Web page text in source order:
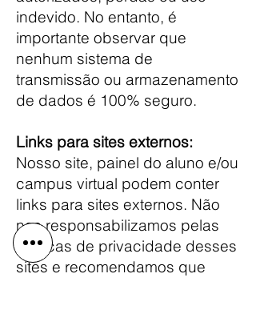
indevido. No entanto, é
importante observar que
nenhum sistema de
transmissão ou armazenamento
de dados é 100% seguro.
Links para sites externos:
Nosso site, painel do aluno e/ou
campus virtual podem conter
links para sites externos. Não
nos responsabilizamos pelas
práticas de privacidade desses
sites e recomendamos que